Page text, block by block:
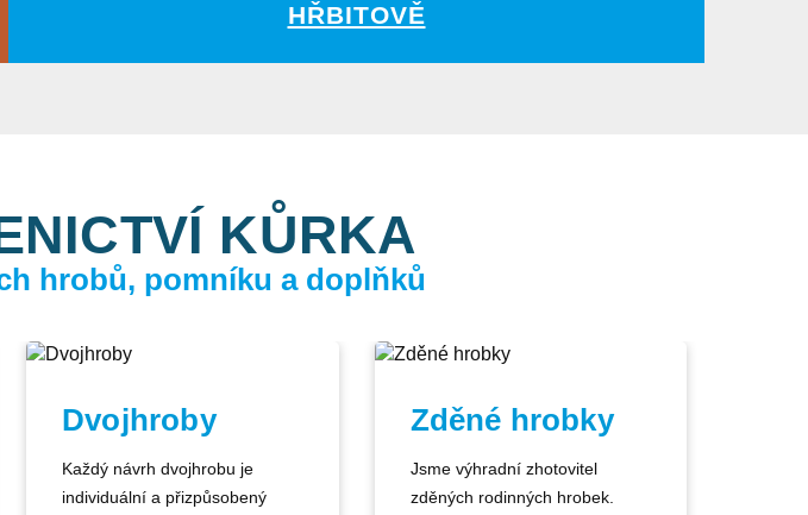
HŘBITOVĚ
KŮRKA
hrobů, pomníku a doplňků
Dvojhroby
Každý návrh dvojhrobu je
individuální a přizpůsobený
Zděné hrobky
Jsme výhradní zhotovitel
zděných rodinných hrobek.